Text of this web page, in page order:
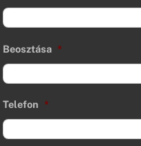
Beosztása *
Telefon *